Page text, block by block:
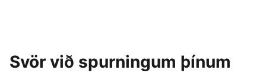
Svör við spurningum þínum